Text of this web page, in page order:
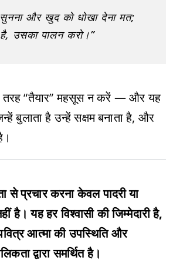
और खुद को धोखा देना मत;
उसका पालन करो।”
तरह “तैयार” महसूस न करें — और यह
बुलाता है उन्हें सक्षम बनाता है, और
से प्रचार करना केवल पादरी या
है। यह हर विश्वासी की जिम्मेदारी है,
आत्मा की उपस्थिति और
द्वारा समर्थित है।